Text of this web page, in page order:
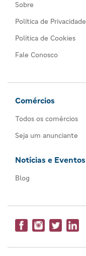
Sobre
Política de Privacidade
Política de Cookies
Fale Conosco
Comércios
Todos os comércios
Seja um anunciante
Notícias e Eventos
Blog